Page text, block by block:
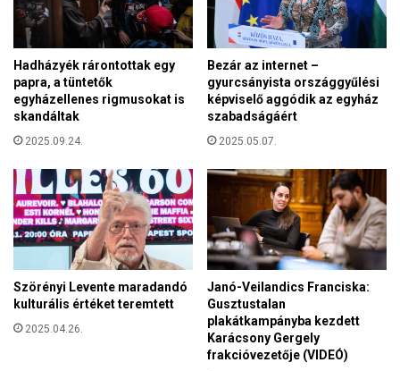
y
b
e
n
"
n
e
r
n
i
a
z
u
r
ó
p
i
p
a
r
Hadházyék rárontottak egy
papra, a tüntetők
egyházellenes rigmusokat is
skandáltak
2025.09.24.
Bezár az internet –
gyurcsányista országgyűlési
képviselő aggódik az egyház
szabadságáért
2025.05.07.
Szörényi Levente maradandó
kulturális értéket teremtett
2025.04.26.
Janó-Veilandics Franciska:
Gusztustalan
plakátkampányba kezdett
Karácsony Gergely
frakcióvezetője (VIDEÓ)